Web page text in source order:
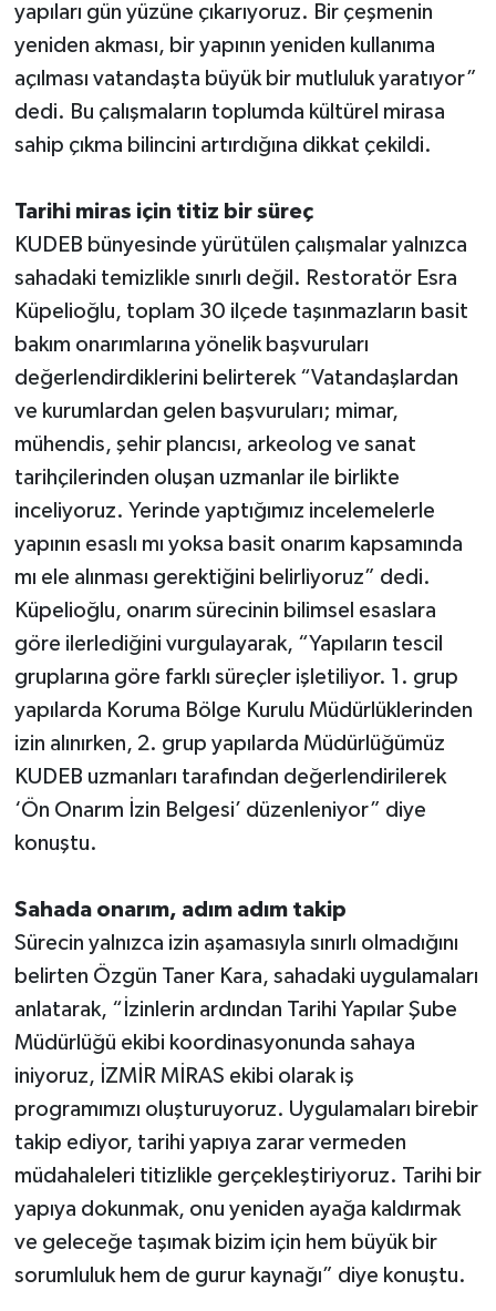
yapıları gün yüzüne çıkarıyoruz. Bir çeşmenin
yeniden akması, bir yapının yeniden kullanıma
açılması vatandaşta büyük bir mutluluk yaratıyor”
dedi. Bu çalışmaların toplumda kültürel mirasa
sahip çıkma bilincini artırdığına dikkat çekildi.
Tarihi miras için titiz bir süreç
KUDEB bünyesinde yürütülen çalışmalar yalnızca
sahadaki temizlikle sınırlı değil. Restoratör Esra
Küpelioğlu, toplam 30 ilçede taşınmazların basit
bakım onarımlarına yönelik başvuruları
değerlendirdiklerini belirterek “Vatandaşlardan
ve kurumlardan gelen başvuruları; mimar,
mühendis, şehir plancısı, arkeolog ve sanat
tarihçilerinden oluşan uzmanlar ile birlikte
inceliyoruz. Yerinde yaptığımız incelemelerle
yapının esaslı mı yoksa basit onarım kapsamında
mı ele alınması gerektiğini belirliyoruz” dedi.
Küpelioğlu, onarım sürecinin bilimsel esaslara
göre ilerlediğini vurgulayarak, “Yapıların tescil
gruplarına göre farklı süreçler işletiliyor. 1. grup
yapılarda Koruma Bölge Kurulu Müdürlüklerinden
izin alınırken, 2. grup yapılarda Müdürlüğümüz
KUDEB uzmanları tarafından değerlendirilerek
‘Ön Onarım İzin Belgesi’ düzenleniyor” diye
konuştu.
Sahada onarım, adım adım takip
Sürecin yalnızca izin aşamasıyla sınırlı olmadığını
belirten Özgün Taner Kara, sahadaki uygulamaları
anlatarak, “İzinlerin ardından Tarihi Yapılar Şube
Müdürlüğü ekibi koordinasyonunda sahaya
iniyoruz, İZMİR MİRAS ekibi olarak iş
programımızı oluşturuyoruz. Uygulamaları birebir
takip ediyor, tarihi yapıya zarar vermeden
müdahaleleri titizlikle gerçekleştiriyoruz. Tarihi bir
yapıya dokunmak, onu yeniden ayağa kaldırmak
ve geleceğe taşımak bizim için hem büyük bir
sorumluluk hem de gurur kaynağı” diye konuştu.